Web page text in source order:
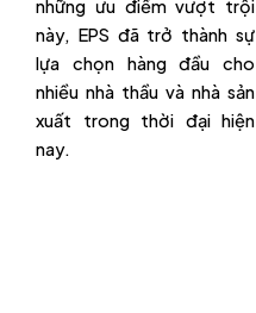
những ưu điểm vượt trội
này, EPS đã trở thành sự
lựa chọn hàng đầu cho
nhiều nhà thầu và nhà sản
xuất trong thời đại hiện
nay.